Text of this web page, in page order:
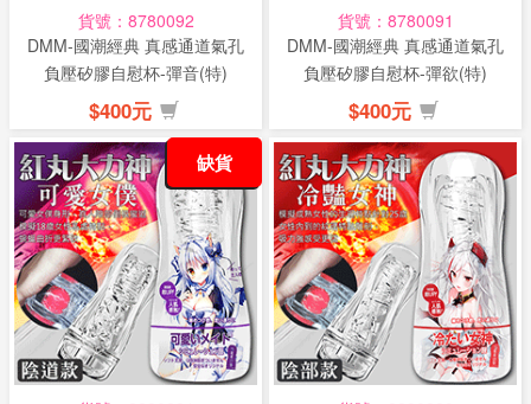
貨號：8780092
DMM-國潮經典 真感通道氣孔
負壓矽膠自慰杯-彈音(特)
$400元
貨號：8780091
DMM-國潮經典 真感通道氣孔
負壓矽膠自慰杯-彈欲(特)
$400元
缺貨